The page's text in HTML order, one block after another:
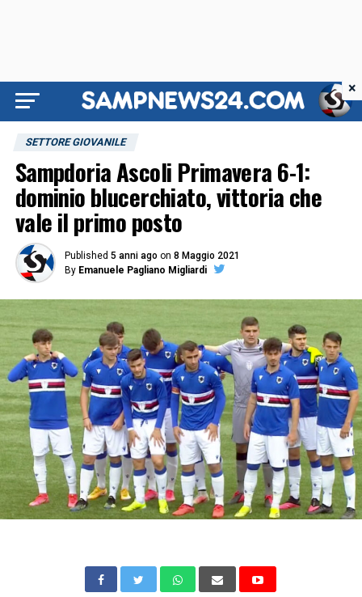
SETTORE GIOVANILE
Sampdoria Ascoli Primavera 6-1:
dominio blucerchiato, vittoria che
vale il primo posto
Published 5 anni ago on 8 Maggio 2021
By Emanuele Pagliano Migliardi
×